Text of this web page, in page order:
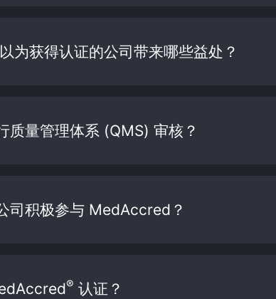
为获得认证的公司带来哪些益处？
质量管理体系 (QMS) 审核？
司积极参与 MedAccred？
® 认证？